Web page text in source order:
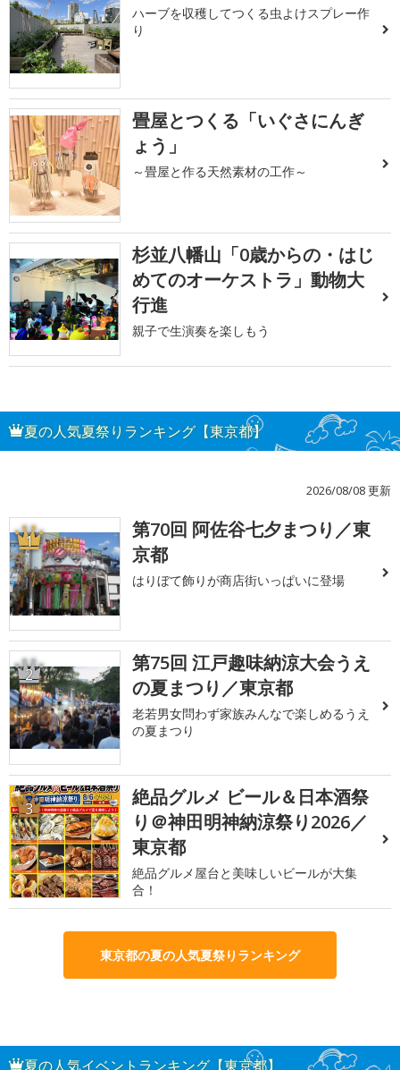
ハーブを収穫してつくる虫よけスプレー作
り
畳屋とつくる「いぐさにんぎ
ょう」
～畳屋と作る天然素材の工作～
杉並八幡山「0歳からの・はじ
めてのオーケストラ」動物大
行進
親子で生演奏を楽しもう
夏の人気夏祭りランキング【東京都】
2026/08/08 更新
1
第70回 阿佐谷七夕まつり／東
京都
はりぼて飾りが商店街いっぱいに登場
2
第75回 江戸趣味納涼大会うえ
の夏まつり／東京都
老若男女問わず家族みんなで楽しめるうえ
の夏まつり
3
絶品グルメ ビール＆日本酒祭
り＠神田明神納涼祭り2026／
東京都
絶品グルメ屋台と美味しいビールが大集
合！
東京都の夏の人気夏祭りランキング
夏の人気イベントランキング【東京都】